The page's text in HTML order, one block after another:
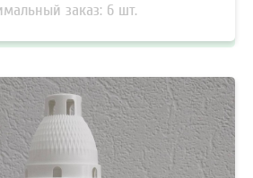
заказ: 6шт.